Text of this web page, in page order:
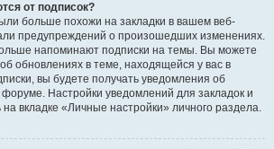
от подписок?
больше похожи на закладки в вашем веб-
предупреждений о произошедших изменениях.
напоминают подписки на темы. Вы можете
обновлениях в теме, находящейся у вас в
вы будете получать уведомления об
Настройки уведомлений для закладок и
вкладке «Личные настройки» личного раздела.